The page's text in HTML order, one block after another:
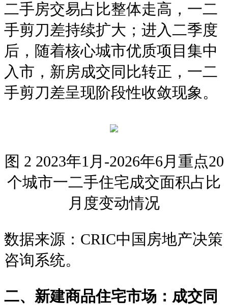
二手房交易占比整体走高，一二
手剪刀差持续扩大；进入二季度
后，随着核心城市优质项目集中
入市，新房成交同比转正，一二
手剪刀差呈现阶段性收敛现象。
图 2 2023年1月-2026年6月重点20
个城市一二手住宅成交面积占比
月度变动情况
数据来源：CRIC中国房地产决策
咨询系统。
二、新建商品住宅市场：成交同